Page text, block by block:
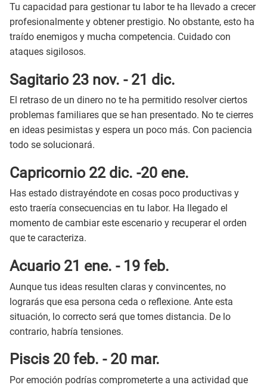
Tu capacidad para gestionar tu labor te ha llevado a crecer
profesionalmente y obtener prestigio. No obstante, esto ha
traído enemigos y mucha competencia. Cuidado con
ataques sigilosos.
Sagitario 23 nov. - 21 dic.
El retraso de un dinero no te ha permitido resolver ciertos
problemas familiares que se han presentado. No te cierres
en ideas pesimistas y espera un poco más. Con paciencia
todo se solucionará.
Capricornio 22 dic. -20 ene.
Has estado distrayéndote en cosas poco productivas y
esto traería consecuencias en tu labor. Ha llegado el
momento de cambiar este escenario y recuperar el orden
que te caracteriza.
Acuario 21 ene. - 19 feb.
Aunque tus ideas resulten claras y convincentes, no
lograrás que esa persona ceda o reflexione. Ante esta
situación, lo correcto será que tomes distancia. De lo
contrario, habría tensiones.
Piscis 20 feb. - 20 mar.
Por emoción podrías comprometerte a una actividad que